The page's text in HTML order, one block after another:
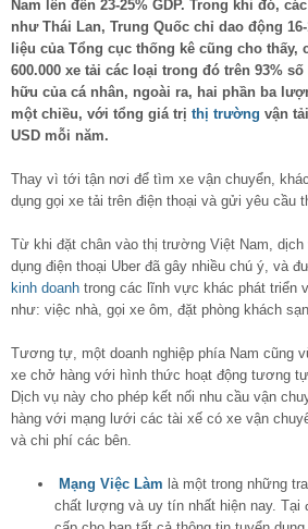
Nam lên đến 23-25% GDP. Trong khi đó,
như Thái Lan, Trung Quốc chỉ dao động
liệu của Tổng cục thống kê cũng cho thấy,
600.000 xe tải các loại trong đó trên 93%
hữu của cá nhân, ngoài ra, hai phần ba
một chiều, với tổng giá trị thị trường vận
USD mỗi năm.
Thay vì tới tận nơi để tìm xe vận chuyển,
dụng gọi xe tải trên điện thoại và gửi yêu cầu
Từ khi đặt chân vào thị trường Việt Nam, dịch
dụng điện thoại Uber đã gây nhiều chú ý, và
kinh doanh trong các lĩnh vực khác phát
như: việc nhà, gọi xe ôm, đặt phòng khách
Tương tự, một doanh nghiệp phía Nam cũng
xe chở hàng với hình thức hoạt động tương
Dịch vụ này cho phép kết nối nhu cầu vận
hàng với mạng lưới các tài xế có xe vận
và chi phí các bên.
Mạng Việc Làm là một trong những
chất lượng và uy tín nhất hiện nay. Tại